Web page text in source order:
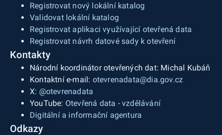
Registrovat nový lokální katalog
Validovat lokální katalog
Registrovat aplikaci využívající otevřená data
Registrovat návrh datové sady k otevření
Kontakty
Národní koordinátor otevřených dat: Michal Kubáň
Kontaktní e-mail: otevrenadata@dia.gov.cz
X: @otevrenadata
YouTube: Otevřená data - vzdělávání
Digitální a informační agentura
Odkazy